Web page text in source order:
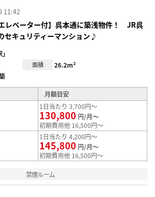
11:42
レベーター付】呉本通に築浅物件！ JR呉
セキュリティーマンション♪
面積 26.2m²
月額目安
1日当たり 3,700円～
130,800 円/月～
初期費用他 16,500円～
1日当たり 4,200円～
145,800 円/月～
初期費用他 16,500円～
禁煙ルーム